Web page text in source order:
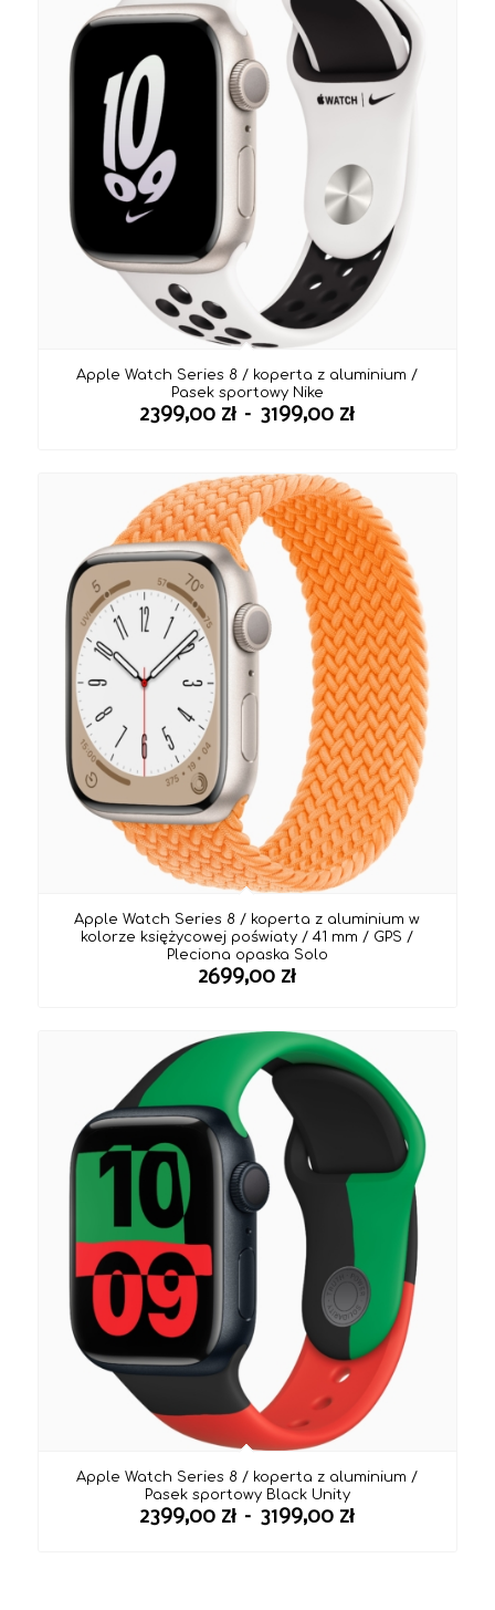
Apple Watch Series 8 / koperta z aluminium /
Pasek sportowy Nike
2399,00 zł – 3199,00 złZakres
2399,00 zł
do
3199,00 zł
Apple Watch Series 8 / koperta z aluminium w
kolorze księżycowej poświaty / 41 mm / GPS /
Pleciona opaska Solo
2699,00 zł
Apple Watch Series 8 / koperta z aluminium /
Pasek sportowy Black Unity
2399,00 zł – 3199,00 złZakres